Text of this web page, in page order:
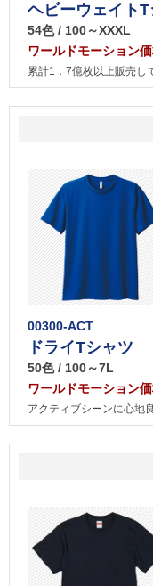
ヘビーウェイトT
54色 / 100～XXXL
ワールドモーション
累計1．7億枚以上販売し
00300-ACT
ドライTシャツ
50色 / 100～7L
ワールドモーション
アクティブシーンに心地